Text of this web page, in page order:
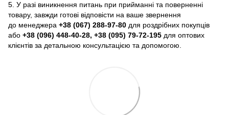
5. У разі виникнення питань при прийманні та поверненні
товару, завжди готові відповісти на ваше звернення
до менеджера +38 (067) 288-97-80 для роздрібних покупців
або +38 (096) 448-40-28, +38 (095) 79-72-195 для оптових
клієнтів за детальною консультацією та допомогою.